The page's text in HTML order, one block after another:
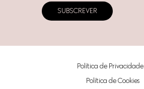
Política de Privacidade
Política de Cookies